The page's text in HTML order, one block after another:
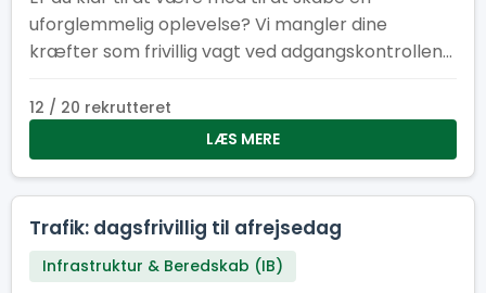
uforglemmelig oplevelse? Vi mangler dine
kræfter som frivillig vagt ved adgangskontrollen
12 / 20 rekrutteret
LÆS MERE
Trafik: dagsfrivillig til afrejsedag
Infrastruktur & Beredskab (IB)